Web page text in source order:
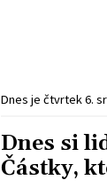
Dnes je čtvrtek6.
Dnes si
Částky,